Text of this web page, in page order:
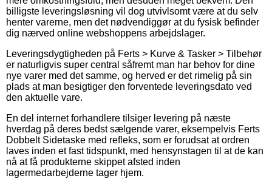
billigste leveringsløsning vil dog utvivlsomt være at du selv
henter varerne, men det nødvendiggør at du fysisk befinder
dig nærved online webshoppens arbejdslager.
Leveringsdygtigheden på Ferts > Kurve & Tasker > Tilbehør
er naturligvis super central såfremt man har behov for dine
nye varer med det samme, og herved er det rimelig på sin
plads at man besigtiger den forventede leveringsdato ved
den aktuelle vare.
En del internet forhandlere tilsiger levering på næste
hverdag på deres bedst sælgende varer, eksempelvis Ferts
Dobbelt Sidetaske med refleks, som er forudsat at ordren
laves inden et fast tidspunkt, med hensynstagen til at de kan
nå at få produkterne skippet afsted inden
lagermedarbejderne tager hjem.